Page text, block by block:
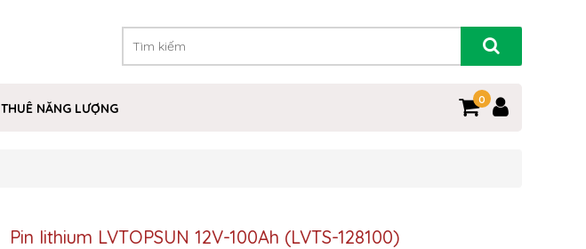
THUÊ NĂNG LƯỢNG
0
Pin lithium LVTOPSUN 12V-100Ah (LVTS-128100)